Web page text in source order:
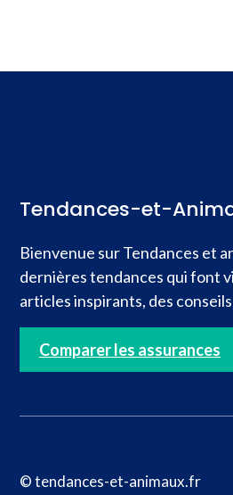
Tendances-et-
Bienvenue sur Tendances et
dernières tendances qui font
articles inspirants, des
Comparer les assurances
© tendances-et-animaux.fr